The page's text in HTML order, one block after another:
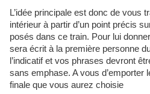
L’idée principale est donc de vous
intérieur à partir d’un point précis
posés dans ce train. Pour lui
sera écrit à la première personne
l’indicatif et vos phrases devront
sans emphase. A vous d’emporter
finale que vous aurez choisie